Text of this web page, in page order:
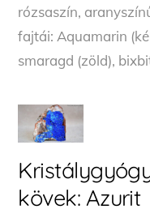
rózsaszín,
fajtái: Aquamarin
smaragd (zöld),
kövek: Azurit